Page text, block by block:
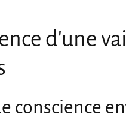
d'une
conscience